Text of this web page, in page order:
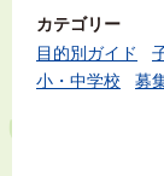
カテゴリー
目的別ガイド
小・中学校
募